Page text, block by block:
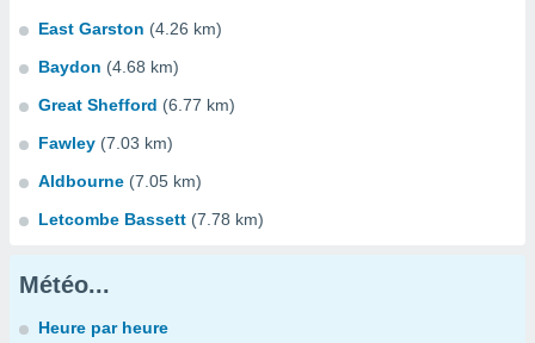
East Garston (4.26 km)
Baydon (4.68 km)
Great Shefford (6.77 km)
Fawley (7.03 km)
Aldbourne (7.05 km)
Letcombe Bassett (7.78 km)
Météo...
Heure par heure